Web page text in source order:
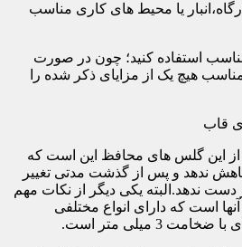
یا محیط های کاری مناسب
استفاده کنید؛ چون در صورت
هیچ یک از مزایای ذکر شده را
قاب
از این گلس های محافظ این است که
ندهد و پس از گذشت مدتی تغییر
دست ندهد.البته یکی دیگر از نکات مهم
است که دارای انواع مختلفی
3 میلی متر است.